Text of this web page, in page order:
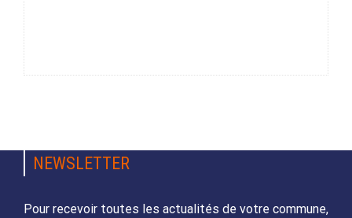
NEWSLETTER
Pour recevoir toutes les actualités de votre commune,